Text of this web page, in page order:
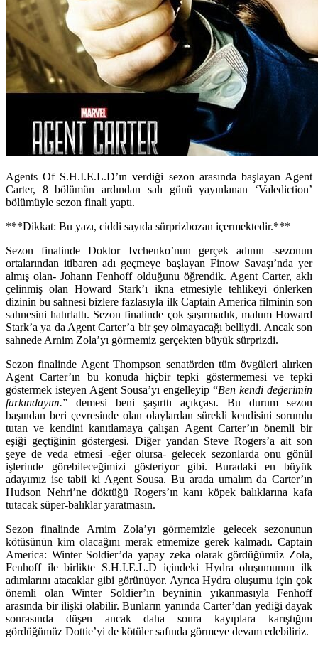
Agents Of S.H.I.E.L.D’ın verdiği sezon arasında başlayan Agent
Carter, 8 bölümün ardından salı günü yayınlanan ‘Valediction’
bölümüyle sezon finali yaptı.
***Dikkat: Bu yazı, ciddi sayıda sürprizbozan içermektedir.***
Sezon finalinde Doktor Ivchenko’nun gerçek adının -sezonun
ortalarından itibaren adı geçmeye başlayan Finow Savaşı’nda yer
almış olan- Johann Fenhoff olduğunu öğrendik. Agent Carter, aklı
çelinmiş olan Howard Stark’ı ikna etmesiyle tehlikeyi önlerken
dizinin bu sahnesi bizlere fazlasıyla ilk Captain America filminin son
sahnesini hatırlattı. Sezon finalinde çok şaşırmadık, malum Howard
Stark’a ya da Agent Carter’a bir şey olmayacağı belliydi. Ancak son
sahnede Arnim Zola’yı görmemiz gerçekten büyük sürprizdi.
Sezon finalinde Agent Thompson senatörden tüm övgüleri alırken
Agent Carter’ın bu konuda hiçbir tepki göstermemesi ve tepki
göstermek isteyen Agent Sousa’yı engelleyip “Ben kendi değerimin
farkındayım.” demesi beni şaşırttı açıkçası. Bu durum sezon
başından beri çevresinde olan olaylardan sürekli kendisini sorumlu
tutan ve kendini kanıtlamaya çalışan Agent Carter’ın önemli bir
eşiği geçtiğinin göstergesi. Diğer yandan Steve Rogers’a ait son
şeye de veda etmesi -eğer olursa- gelecek sezonlarda onu gönül
işlerinde görebileceğimizi gösteriyor gibi. Buradaki en büyük
adayımız ise tabii ki Agent Sousa. Bu arada umalım da Carter’ın
Hudson Nehri’ne döktüğü Rogers’ın kanı köpek balıklarına kafa
tutacak süper-balıklar yaratmasın.
Sezon finalinde Arnim Zola’yı görmemizle gelecek sezonunun
kötüsünün kim olacağını merak etmemize gerek kalmadı. Captain
America: Winter Soldier’da yapay zeka olarak gördüğümüz Zola,
Fenhoff ile birlikte S.H.I.E.L.D içindeki Hydra oluşumunun ilk
adımlarını atacaklar gibi görünüyor. Ayrıca Hydra oluşumu için çok
önemli olan Winter Soldier’ın beyninin yıkanmasıyla Fenhoff
arasında bir ilişki olabilir. Bunların yanında Carter’dan yediği dayak
sonrasında düşen ancak daha sonra kayıplara karıştığını
gördüğümüz Dottie’yi de kötüler safında görmeye devam edebiliriz.